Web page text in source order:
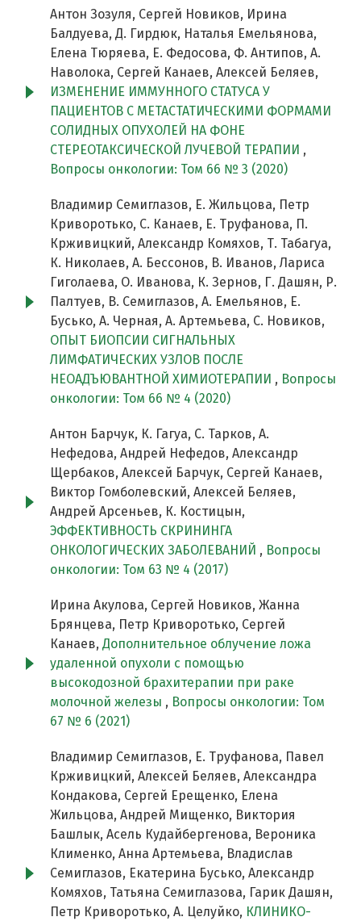
Антон Зозуля, Сергей Новиков, Ирина
Балдуева, Д. Гирдюк, Наталья Емельянова,
Елена Тюряева, Е. Федосова, Ф. Антипов, А.
Наволока, Сергей Канаев, Алексей Беляев,
ИЗМЕНЕНИЕ ИММУННОГО СТАТУСА У
ПАЦИЕНТОВ С МЕТАСТАТИЧЕСКИМИ ФОРМАМИ
СОЛИДНЫХ ОПУХОЛЕЙ НА ФОНЕ
СТЕРЕОТАКСИЧЕСКОЙ ЛУЧЕВОЙ ТЕРАПИИ ,
Вопросы онкологии: Том 66 № 3 (2020)
Владимир Семиглазов, Е. Жильцова, Петр
Криворотько, С. Канаев, Е. Труфанова, П.
Крживицкий, Александр Комяхов, Т. Табагуа,
К. Николаев, А. Бессонов, В. Иванов, Лариса
Гиголаева, О. Иванова, К. Зернов, Г. Дашян, Р.
Палтуев, В. Семиглазов, А. Емельянов, Е.
Бусько, А. Черная, А. Артемьева, С. Новиков,
ОПЫТ БИОПСИИ СИГНАЛЬНЫХ
ЛИМФАТИЧЕСКИХ УЗЛОВ ПОСЛЕ
НЕОАДЪЮВАНТНОЙ ХИМИОТЕРАПИИ , Вопросы
онкологии: Том 66 № 4 (2020)
Антон Барчук, К. Гагуа, С. Тарков, А.
Нефедова, Андрей Нефедов, Александр
Щербаков, Алексей Барчук, Сергей Канаев,
Виктор Гомболевский, Алексей Беляев,
Андрей Арсеньев, К. Костицын,
ЭФФЕКТИВНОСТЬ СКРИНИНГА
ОНКОЛОГИЧЕСКИХ ЗАБОЛЕВАНИЙ , Вопросы
онкологии: Том 63 № 4 (2017)
Ирина Акулова, Сергей Новиков, Жанна
Брянцева, Петр Криворотько, Сергей
Канаев, Дополнительное облучение ложа
удаленной опухоли с помощью
высокодозной брахитерапии при раке
молочной железы , Вопросы онкологии: Том
67 № 6 (2021)
Владимир Семиглазов, Е. Труфанова, Павел
Крживицкий, Алексей Беляев, Александра
Кондакова, Сергей Ерещенко, Елена
Жильцова, Андрей Мищенко, Виктория
Башлык, Асель Кудайбергенова, Вероника
Клименко, Анна Артемьева, Владислав
Семиглазов, Екатерина Бусько, Александр
Комяхов, Татьяна Семиглазова, Гарик Дашян,
Петр Криворотько, А. Целуйко, КЛИНИКО-